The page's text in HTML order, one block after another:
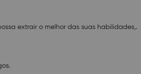
extrair o melhor das suas habilidades,.